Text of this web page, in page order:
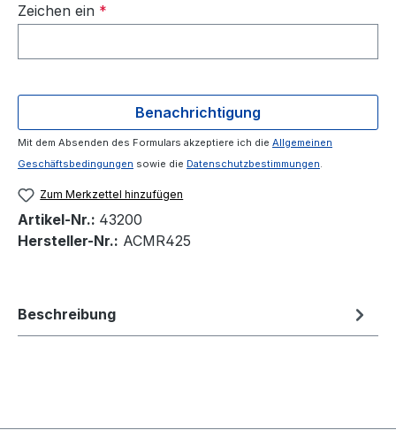
Zeichen ein *
Benachrichtigung
Mit dem Absenden des Formulars akzeptiere ich die Allgemeinen
Geschäftsbedingungen sowie die Datenschutzbestimmungen.
Zum Merkzettel hinzufügen
Artikel-Nr.: 43200
Hersteller-Nr.: ACMR425
Beschreibung